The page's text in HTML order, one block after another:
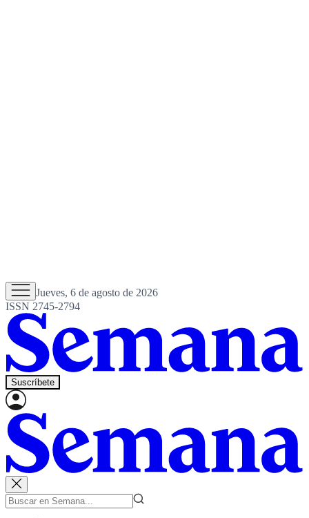
Jueves, 6 de agosto de 2026
ISSN 2745-2794
Suscríbete